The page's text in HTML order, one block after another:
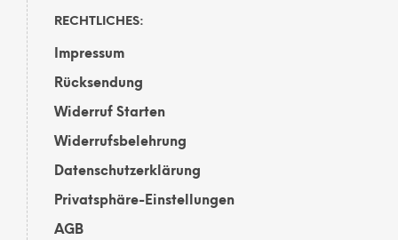
RECHTLICHES:
Impressum
Rücksendung
Widerruf Starten
Widerrufsbelehrung
Datenschutzerklärung
Privatsphäre-Einstellungen
AGB